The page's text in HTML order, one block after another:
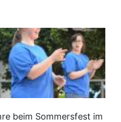
beim Sommersfest im